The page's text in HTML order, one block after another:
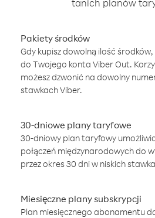
tanich planów
Pakiety środków
Gdy kupisz dowolną ilość
do Twojego konta Viber Out.
możesz dzwonić na dowolny
stawkach Viber.
30-dniowe plany taryfowe
30-dniowy plan taryfowy
połączeń międzynarodowych do
przez okres 30 dni w niskich
Miesięczne plany subskrypcji
Plan miesięcznego abonamentu